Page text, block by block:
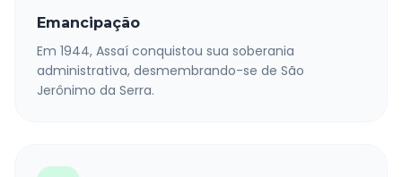
Emancipação
Em 1944, Assaí conquistou sua soberania
administrativa, desmembrando-se de São
Jerônimo da Serra.